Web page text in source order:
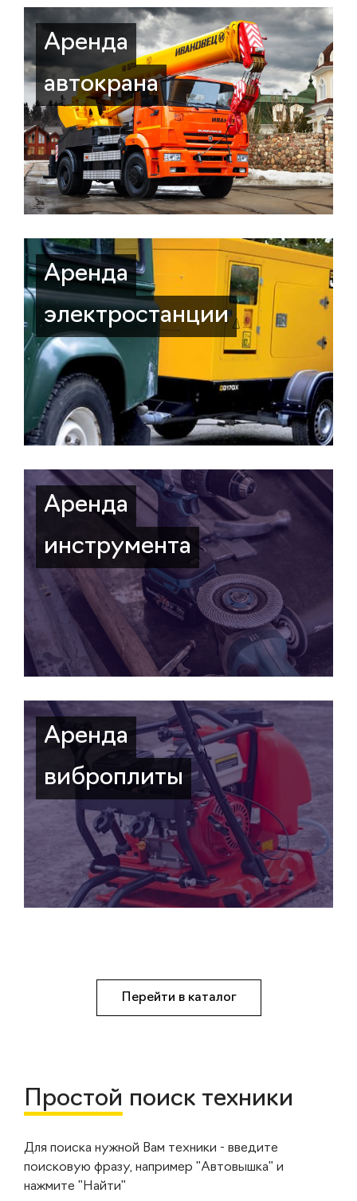
Аренда
автокрана
Аренда
электростанции
Аренда
инструмента
Аренда
виброплиты
Перейти в каталог
Простой поиск техники
Для поиска нужной Вам техники - введите
поисковую фразу, например "Автовышка" и
нажмите "Найти"